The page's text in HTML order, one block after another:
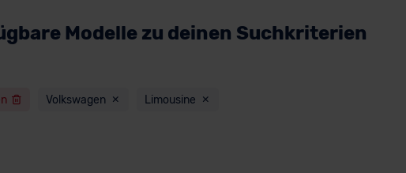
Modelle zu deinen Suchkriterien
Volkswagen Limousine